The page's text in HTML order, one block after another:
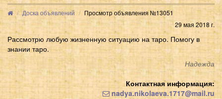
Доска объявлений
Просмотр объявления №13051
29 мая 2018 г.
Рассмотрю любую жизненную ситуацию на таро. Помогу в
знании таро.
Надежда
Контактная информация:
nadya.nikolaeva.1717@mail.ru